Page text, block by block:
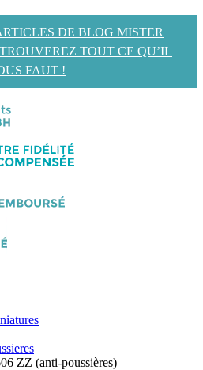
DE BLOG MISTER
TOUT CE QU’IL
FAUT !
ZZ (anti-poussières)